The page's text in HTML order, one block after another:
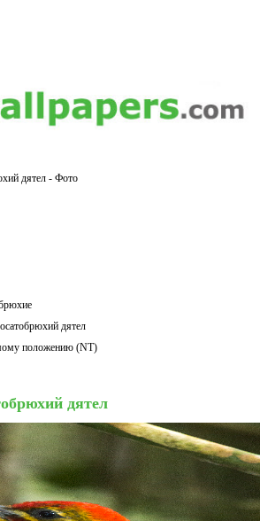
дятел - Фото
дятел
положению (NT)
дятел